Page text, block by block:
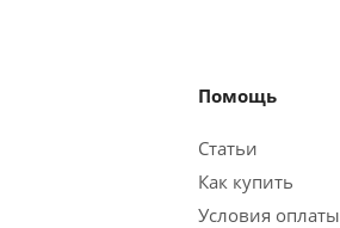
Помощь
Статьи
Как купить
Условия оплаты